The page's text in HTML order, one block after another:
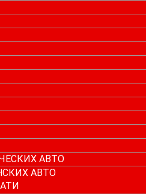
АВТО
АВТО